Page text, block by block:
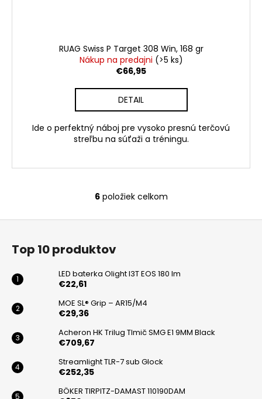
RUAG Swiss P Target 308 Win, 168 gr
Nákup na predajni (>5 ks)
€66,95
DETAIL
Ide o perfektný náboj pre vysoko presnú terčovú
streľbu na súťaži a tréningu.
O
v
a
c
e
r
k
y
6položiek celkom
Z
Top 10 produktov
LED baterka Olight I3T EOS 180 lm
€22,61
MOE SL® Grip – AR15/M4
€29,36
Acheron HK Trilug Tlmič SMG E1 9MM Black
€709,67
Streamlight TLR-7 sub Glock
€252,35
BÖKER TIRPITZ-DAMAST 110190DAM